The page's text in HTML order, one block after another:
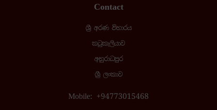
Contact
ශ්‍රී අරණ විහාරය
කටුකැලියාව
අනුරාධපුර
ශ්‍රී ලංකාව
Mobile: +94773015468